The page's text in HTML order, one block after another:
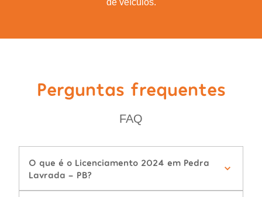
de veículos.
Perguntas frequentes
FAQ
O que é o Licenciamento 2024 em Pedra
Lavrada - PB?